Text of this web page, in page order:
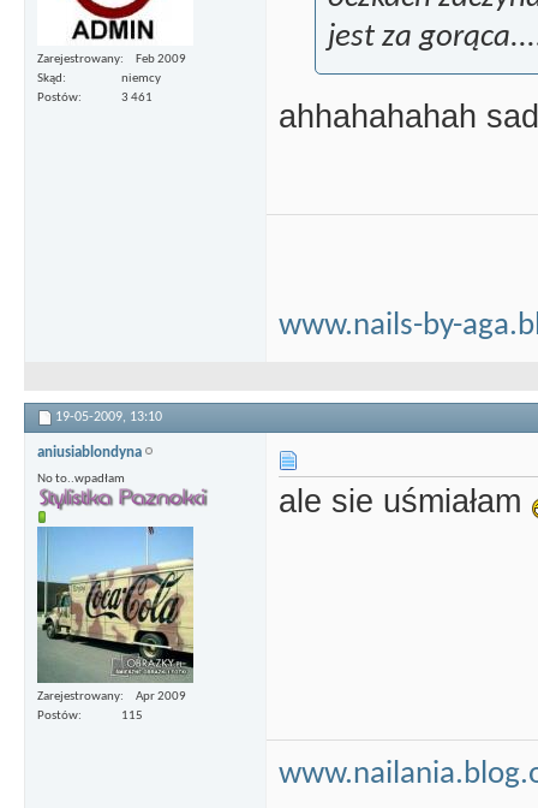
Zarejestrowany
Feb 2009
Skąd
niemcy
Postów
3 461
jest za
ahhahahahah
www.nails-by-
19-05-2009, 13:10
aniusiablondyna
No to..wpadłam
Zarejestrowany
Apr 2009
Postów
115
ale sie uśmiałam